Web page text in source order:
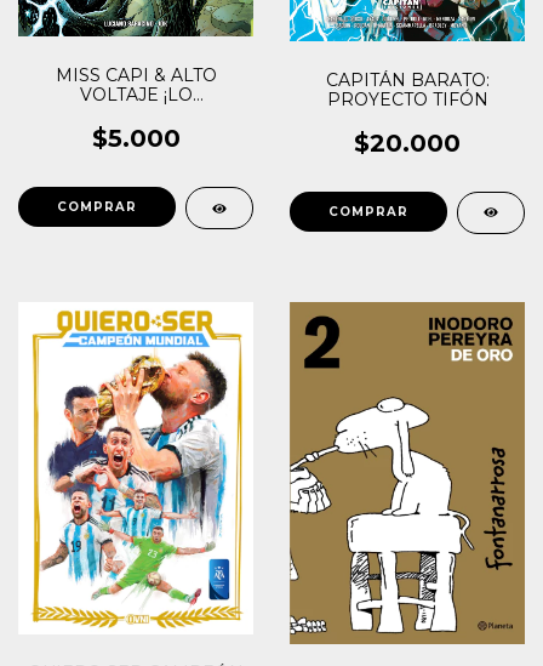
MISS CAPI & ALTO
VOLTAJE ¡LO
$5.000
CAPITÁN BARATO:
PROYECTO TIFÓN
$20.000